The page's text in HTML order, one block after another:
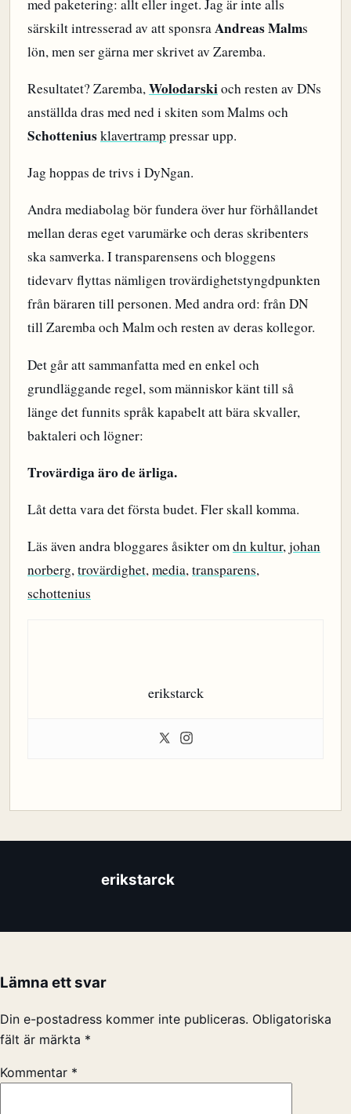
med paketering: allt eller inget. Jag är inte alls
särskilt intresserad av att sponsraAndreas Malms
lön, men ser gärna mer skrivet av Zaremba.
Resultatet? Zaremba,Wolodarskioch resten av DNs
anställda dras med ned i skiten som Malms och
Schotteniusklavertramp pressar upp.
Jag hoppas de trivs i DyNgan.
Andra mediabolag bör fundera över hur förhållandet
mellan deras eget varumärke och deras skribenters
ska samverka. I transparensens och bloggens
tidevarv flyttas nämligen trovärdighetstyngdpunkten
från bäraren till personen. Med andra ord: från DN
till Zaremba och Malm och resten av deras kollegor.
Det går att sammanfatta med en enkel och
grundläggande regel, som människor känt till så
länge det funnits språk kapabelt att bära skvaller,
baktaleri och lögner:
Trovärdiga äro de ärliga.
Låt detta vara det första budet. Fler skall komma.
Läs även andra bloggares åsikter omdn kultur,johan
norberg,trovärdighet,media,transparens,
schottenius
erikstarck
erikstarck
Lämna ett svar
Din e-postadress kommer inte publiceras. Obligatoriska
fält är märkta *
Kommentar *